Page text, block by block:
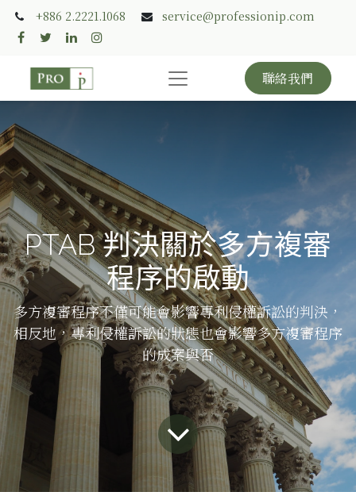
+886 2.2221.1068 service@professionip.com
聯絡我們
PTAB 判決關於多方複審
程序的啟動
多方複審程序不僅可能會影響專利侵權訴訟的判決，
相反地，專利侵權訴訟的狀態也會影響多方複審程序
的成案與否